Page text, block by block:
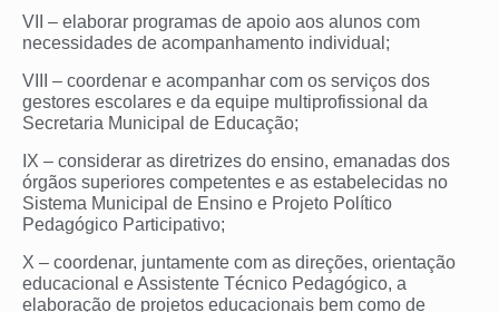
VII – elaborar programas de apoio aos alunos com
necessidades de acompanhamento individual;
VIII – coordenar e acompanhar com os serviços dos
gestores escolares e da equipe multiprofissional da
Secretaria Municipal de Educação;
IX – considerar as diretrizes do ensino, emanadas dos
órgãos superiores competentes e as estabelecidas no
Sistema Municipal de Ensino e Projeto Político
Pedagógico Participativo;
X – coordenar, juntamente com as direções, orientação
educacional e Assistente Técnico Pedagógico, a
elaboração de projetos educacionais bem como de